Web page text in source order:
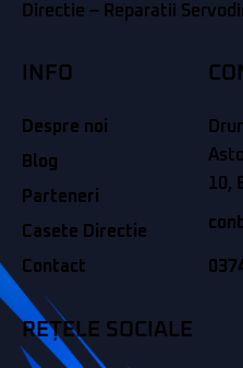
Directie – Reparatii
INFO
Despre noi
Blog
Parteneri
Casete Directie
Contact
10,
REȚELE SOCIALE